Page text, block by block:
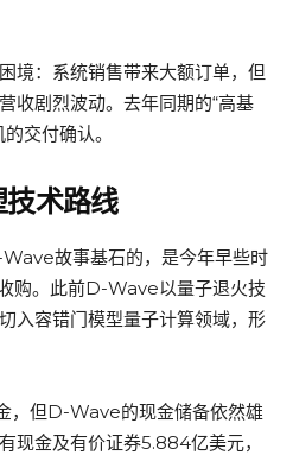
境：系统销售带来大额订单，但
收剧烈波动。去年同期的“高基
交付确认。
术路线
故事基石的，是今年早些时
。此前D-Wave以量子退火技
入容错门模型量子计算领域，形
，但D-Wave的现金储备依然雄
现金及有价证券5.884亿美元，